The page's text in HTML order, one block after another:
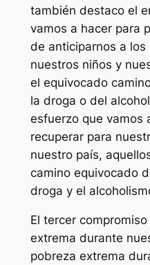
también destaco el
vamos a hacer para
de anticiparnos a
nuestros niños y
el equivocado
la droga o del
esfuerzo que vamos
recuperar para
nuestro país,
camino equivocado
droga y el
El tercer
extrema durante
pobreza extrema